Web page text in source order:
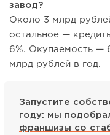
завод?
Около 3 млрд
остальное —
6%. Окупаемость —
млрд рублей в год.
Запустите
году: мы
франшизы со